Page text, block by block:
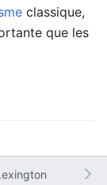
classique,
que les